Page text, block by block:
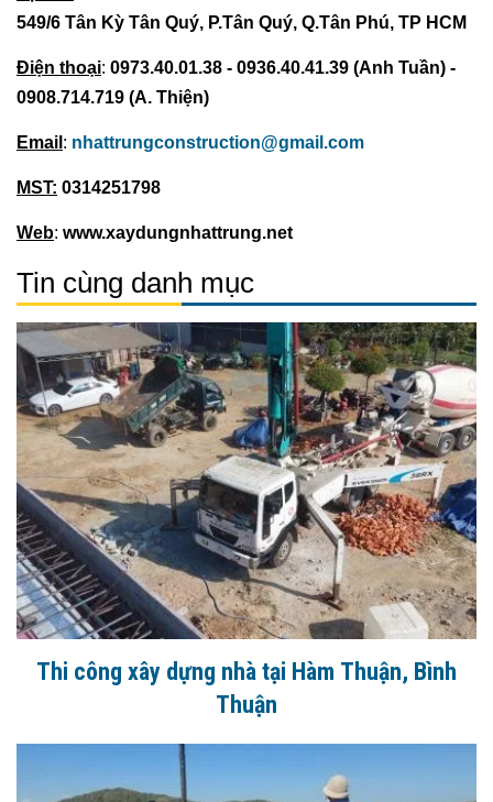
549/6 Tân Kỳ Tân Quý, P.Tân Quý, Q.Tân Phú, TP HCM
Điện thoại: 0973.40.01.38 - 0936.40.41.39 (Anh Tuần) -
0908.714.719 (A. Thiện)
Email : nhattrungconstruction@gmail.com
MST: 0314251798
Web: www.xaydungnhattrung.net
Tin cùng danh mục
Thi công xây dựng nhà tại Hàm Thuận, Bình
Thuận